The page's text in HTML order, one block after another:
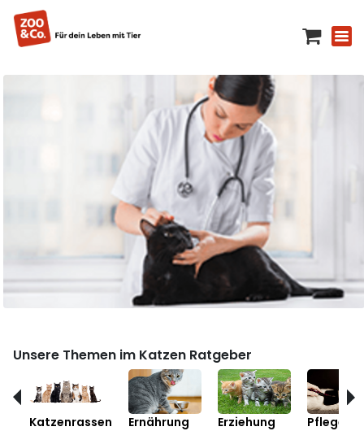
Unsere Themen im Katzen Ratgeber
Katzenrassen Ernährung Erziehung Pflege